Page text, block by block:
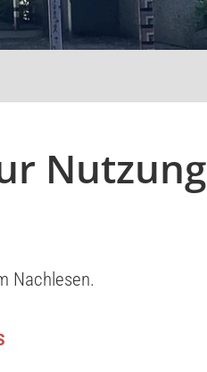
Nutzung
Nachlesen.